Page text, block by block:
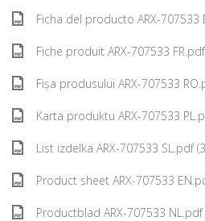
Ficha del producto ARX-707533
Fiche produit ARX-707533
Fișa produsului ARX-707533
Karta produktu ARX-707533
List izdelka ARX-707533 SL.pdf
Product sheet ARX-707533
Productblad ARX-707533 NL.pdf